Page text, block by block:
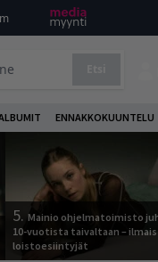
ENNAKKOKUUNTELU
5. Mainio ohjelmatoimisto
10-vuotista taivaltaan –
loistoesiintyjät